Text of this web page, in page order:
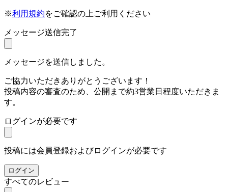
※利用規約をご確認の上ご利用ください
メッセージ送信完了
メッセージを送信しました。
ご協力いただきありがとうございます！
投稿内容の審査のため、公開まで約3営業日程度いただきま
す。
ログインが必要です
投稿には会員登録およびログインが必要です
ログイン
すべてのレビュー